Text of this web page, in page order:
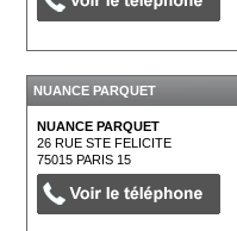
NUANCE PARQUET
NUANCE PARQUET
26 RUE STE FELICITE
75015PARIS 15